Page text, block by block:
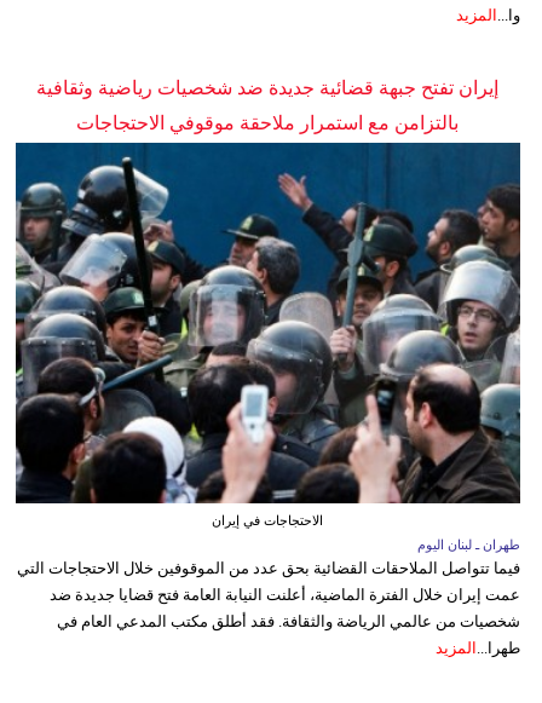
وا...
المزيد
إيران تفتح جبهة قضائية جديدة ضد شخصيات رياضية وثقافية
بالتزامن مع استمرار ملاحقة موقوفي الاحتجاجات
الاحتجاجات في إيران
طهران ـ لبنان اليوم
فيما تتواصل الملاحقات القضائية بحق عدد من الموقوفين خلال الاحتجاجات التي
عمت إيران خلال الفترة الماضية، أعلنت النيابة العامة فتح قضايا جديدة ضد
شخصيات من عالمي الرياضة والثقافة. فقد أطلق مكتب المدعي العام في
طهرا... المزيد